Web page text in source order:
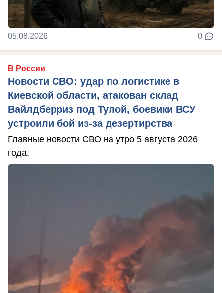
05.08.2026 0
В России
Новости СВО: удар по логистике в
Киевской области, атакован склад
Вайлдберриз под Тулой, боевики ВСУ
устроили бой из-за дезертирства
Главные новости СВО на утро 5 августа 2026
года.